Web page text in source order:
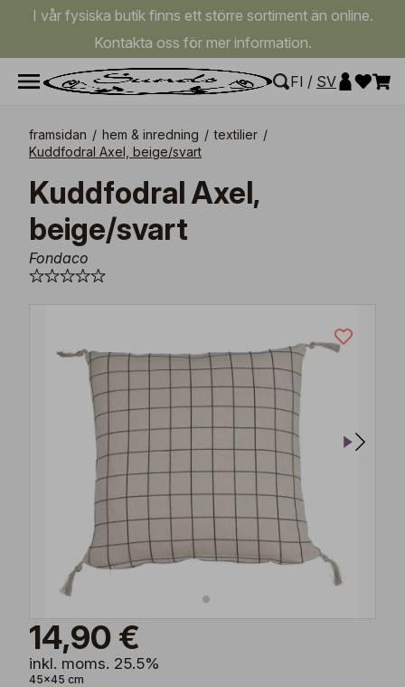
I vår fysiska butik finns ett större sortiment än online.
Kontakta oss för mer information.
FI / SV
framsidan / hem & inredning / textilier /
Kuddfodral Axel, beige/svart
Kuddfodral Axel,
beige/svart
Fondaco
14,90 €
inkl. moms. 25.5%
45x45 cm